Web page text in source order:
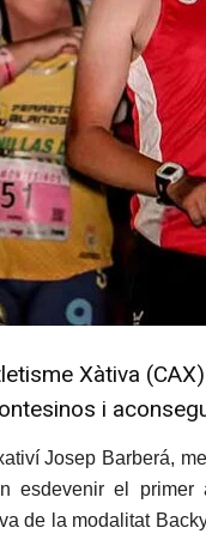
Xàtiva
i
Josep Barberá,
esdevenir el
de la modalitat